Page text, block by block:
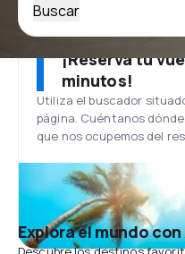
Buscar
¡Reserva tu
minutos!
Utiliza el buscador
página. Cuéntanos
que nos ocupemos del
Explora el mundo